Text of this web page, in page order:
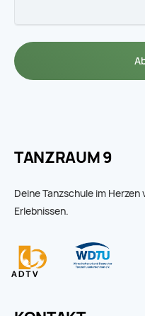
TANZRAUM 9
Deine Tanzschule im
Erlebnissen.